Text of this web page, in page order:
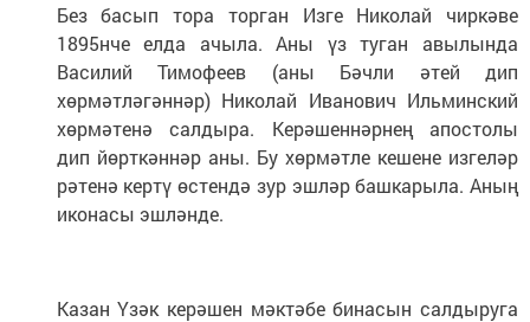
Без басып тора торган Изге Николай чиркәве
1895нче елда ачыла. Аны үз туган авылында
Василий Тимофеев (аны Бәчли әтей дип
хөрмәтләгәннәр) Николай Иванович Ильминский
хөрмәтенә салдыра. Керәшеннәрнең апостолы
дип йөрткәннәр аны. Бу хөрмәтле кешене изгеләр
рәтенә кертү өстендә зур эшләр башкарыла. Аның
иконасы эшләнде.
Казан Үзәк керәшен мәктәбе бинасын салдыруга